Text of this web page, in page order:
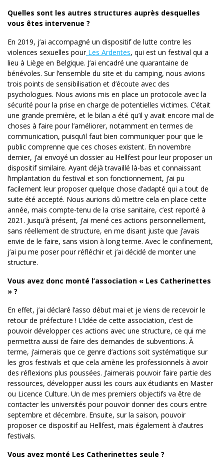
Quelles sont les autres structures auprès desquelles
vous êtes intervenue ?
En 2019, j’ai accompagné un dispositif de lutte contre les
violences sexuelles pourLes Ardentes, qui est un festival qui a
lieu à Liège en Belgique. J’ai encadré une quarantaine de
bénévoles. Sur l’ensemble du site et du camping, nous avions
trois points de sensibilisation et d’écoute avec des
psychologues. Nous avions mis en place un protocole avec la
sécurité pour la prise en charge de potentielles victimes. C’était
une grande première, et le bilan a été qu’il y avait encore mal de
choses à faire pour l’améliorer, notamment en termes de
communication, puisqu’il faut bien communiquer pour que le
public comprenne que ces choses existent. En novembre
dernier, j’ai envoyé un dossier au Hellfest pour leur proposer un
dispositif similaire. Ayant déjà travaillé là-bas et connaissant
l’implantation du festival et son fonctionnement, j’ai pu
facilement leur proposer quelque chose d’adapté qui a tout de
suite été accepté. Nous aurions dû mettre cela en place cette
année, mais compte-tenu de la crise sanitaire, c’est reporté à
2021. Jusqu’à présent, j’ai mené ces actions personnellement,
sans réellement de structure, en me disant juste que j’avais
envie de le faire, sans vision à long terme. Avec le confinement,
j’ai pu me poser pour réfléchir et j’ai décidé de monter une
structure.
Vous avez donc monté l’association « Les Catherinettes
» ?
En effet, j’ai déclaré l’asso début mai et je viens de recevoir le
retour de préfecture ! L’idée de cette association, c’est de
pouvoir développer ces actions avec une structure, ce qui me
permettra aussi de faire des demandes de subventions. À
terme, j’aimerais que ce genre d’actions soit systématique sur
les gros festivals et que cela amène les professionnels à avoir
des réflexions plus poussées. J’aimerais pouvoir faire partie des
ressources, développer aussi les cours aux étudiants en Master
ou Licence Culture. Un de mes premiers objectifs va être de
contacter les universités pour pouvoir donner des cours entre
septembre et décembre. Ensuite, sur la saison, pouvoir
proposer ce dispositif au Hellfest, mais également à d’autres
festivals.
Vous avez monté Les Catherinettes seule ?